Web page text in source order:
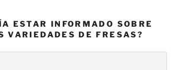
ESTAR INFORMADO SOBRE
VARIEDADES DE FRESAS?